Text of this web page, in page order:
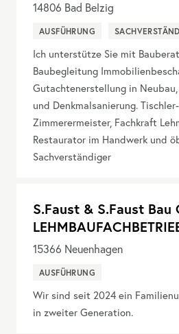
14806 Bad Belzig
AUSFÜHRUNG
Ich unterstütze Sie mit
Baubegleitung
Gutachtenerstellung in
und Denkmalsanierung.
Zimmerermeister, Fachkraft
Restaurator im Handwerk und
Sachverständiger
S.Faust & S.Faust Bau
15366 Neuenhagen
AUSFÜHRUNG
Wir sind seit 2024 ein
in zweiter Generation.